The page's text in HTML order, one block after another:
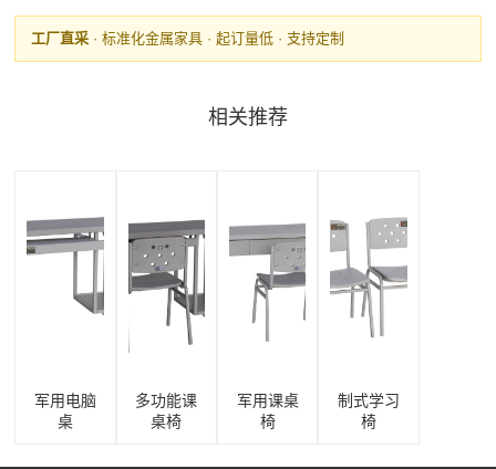
工厂直采 · 标准化金属家具 · 起订量低 · 支持定制
相关推荐
军用电脑
桌
多功能课
桌椅
军用课桌
椅
制式学习
椅